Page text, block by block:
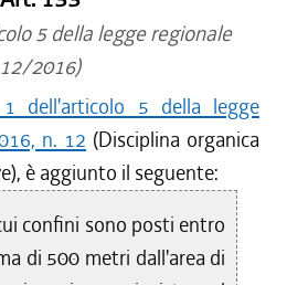
5 della legge regionale
12/2016)
1 dell'articolo 5 della legge
n. 12 (Disciplina organica
è aggiunto il seguente:
confini sono posti entro
di 500 metri dall'area di